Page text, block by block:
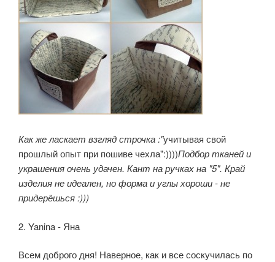
Как же ласкает взгляд строчка :"учитывая свой
прошлый опыт при пошиве чехла":))))Подбор тканей и
украшения очень удачен. Кант на ручках на "5". Край
изделия не идеален, но форма и углы хороши - не
придерёшься :)))
2. Yanina - Яна
Всем доброго дня! Наверное, как и все соскучилась по